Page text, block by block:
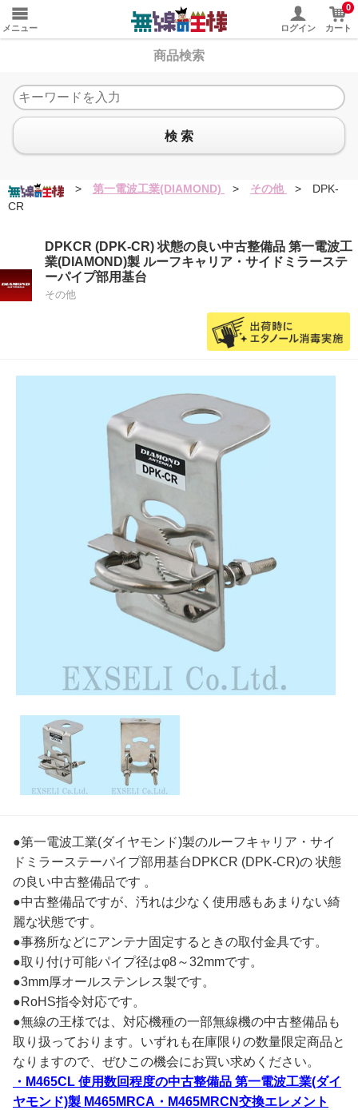
メニュー ログイン
0
カート
商品検索
検 索
> 第一電波工業(DIAMOND) > その他 >
DPK-
CR
DPKCR (DPK-CR) 状態の良い中古整備品 第一電波工
業(DIAMOND)製 ルーフキャリア・サイドミラーステ
ーパイプ部用基台
その他
●第一電波工業(ダイヤモンド)製のルーフキャリア・サイ
ドミラーステーパイプ部用基台DPKCR (DPK-CR)の 状態
の良い中古整備品です 。
●中古整備品ですが、汚れは少なく使用感もあまりない綺
麗な状態です。
●事務所などにアンテナ固定するときの取付金具です。
●取り付け可能パイプ径はφ8～32mmです。
●3mm厚オールステンレス製です。
●RoHS指令対応です。
●無線の王様では、対応機種の一部無線機の中古整備品も
取り扱っております。いずれも在庫限りの数量限定商品と
なりますので、ぜひこの機会にお買い求めください。
・M465CL 使用数回程度の中古整備品 第一電波工業(ダイ
ヤモンド)製 M465MRCA・M465MRCN交換エレメント